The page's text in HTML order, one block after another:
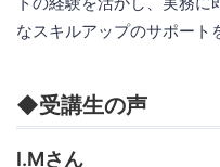
なスキルアップのサポート
◆受講生の声
I.Mさん